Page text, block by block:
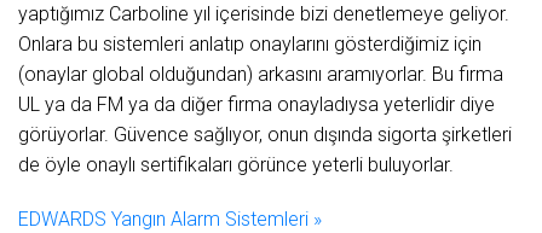
yaptığımız Carboline yıl içerisinde bizi denetlemeye geliyor.
Onlara bu sistemleri anlatıp onaylarını gösterdiğimiz için
(onaylar global olduğundan) arkasını aramıyorlar. Bu firma
UL ya da FM ya da diğer firma onayladıysa yeterlidir diye
görüyorlar. Güvence sağlıyor, onun dışında sigorta şirketleri
de öyle onaylı sertifikaları görünce yeterli buluyorlar.
EDWARDS Yangın Alarm Sistemleri »